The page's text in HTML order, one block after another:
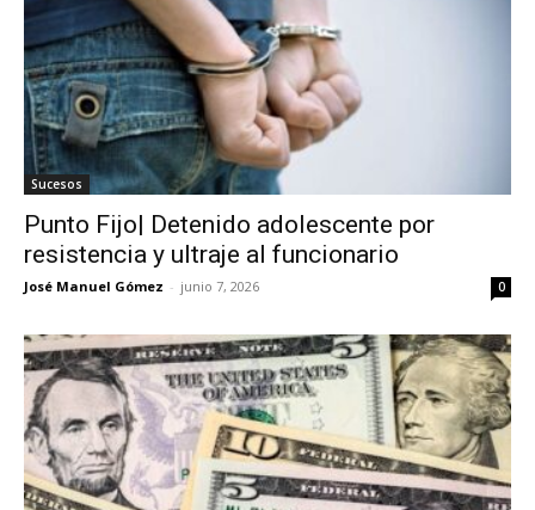
Sucesos
Punto Fijo| Detenido adolescente por
resistencia y ultraje al funcionario
José Manuel Gómez - junio 7, 2026 0